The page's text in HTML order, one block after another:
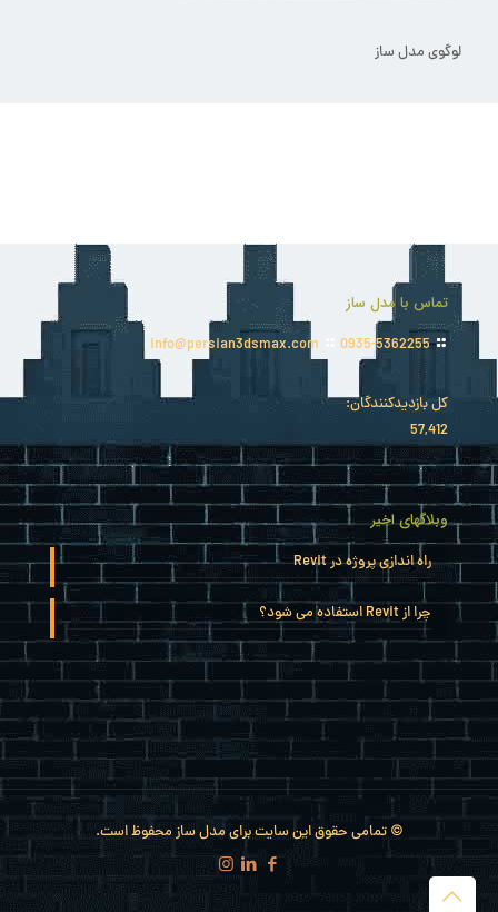
لوگوی مدل ساز
تماس با مدل ساز
0935-5362255
کل بازدیدکنند‌گان:
57,412
وبلاگهای اخیر
راه اندازی پروژه در Revit
چرا از Revit استفاده می شود؟
© تمامی حقوق این سایت برای مدل ساز محفوظ است.